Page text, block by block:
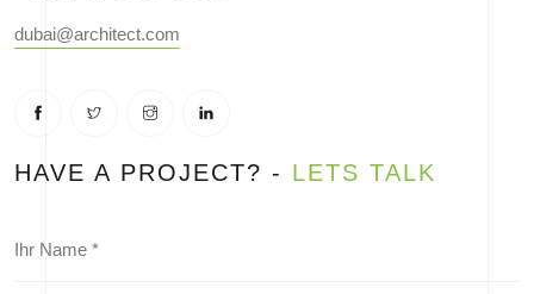
dubai@architect.com
HAVE A PROJECT? - LETS TALK